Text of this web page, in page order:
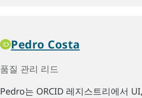
Pedro Costa
품질 관리 리드
Pedro는 ORCID 레지스트리에서